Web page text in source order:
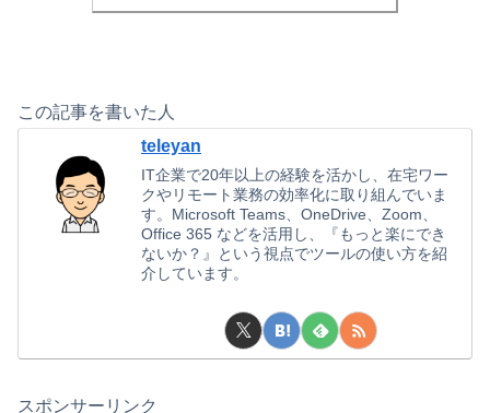
この記事を書いた人
teleyan
IT企業で20年以上の経験を活かし、在宅ワー
クやリモート業務の効率化に取り組んでいま
す。Microsoft Teams、OneDrive、Zoom、
Office 365 などを活用し、『もっと楽にでき
ないか？』という視点でツールの使い方を紹
介しています。
スポンサーリンク